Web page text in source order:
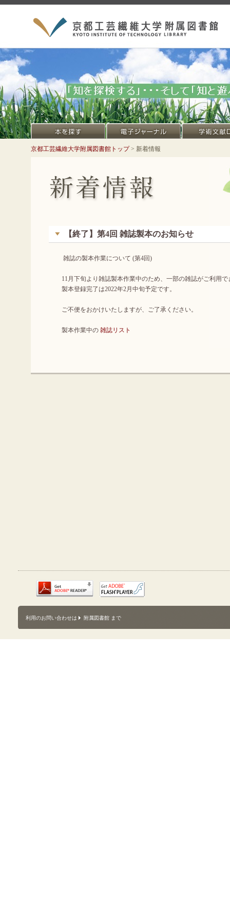
京都工芸繊維大学附属図書館トップ> 新着情報
【終了】第4回 雑誌製本のお知らせ
雑誌の製本作業について (第4回)
11月下旬より雑誌製本作業中のため、一部の雑誌がご利用で
製本登録完了は2022年2月中旬予定です。
ご不便をおかけいたしますが、ご了承ください。
製本作業中の 雑誌リスト
利用のお問い合わせは 附属図書館 まで